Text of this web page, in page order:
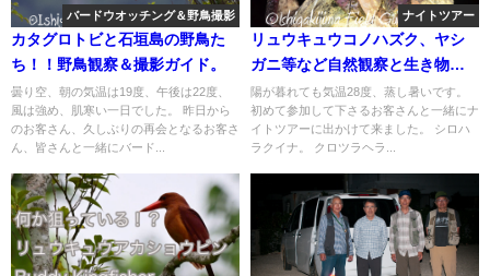
バードウオッチング＆野鳥撮影
カタグロトビと石垣島の野鳥た
ち！！野鳥観察＆撮影ガイド。
曇り空、朝の気温は19度、午後は22度、
風は強め、肌寒い一日でした。 昨日から
のお客さん、久しぶりの再会となるお客さ
ん、皆さんと一緒にバード...
ナイトツアー
リュウキュウコノハズク、ヤシ
ガニ等など自然観察と生き物探
しのナイトツアー!!
陽が暮れても気温28度、蒸し暑いです。
初めて参加して下さるお客さんと一緒にナ
イトツアーに出かけて来ました。 シロハ
ラクイナ。 クロツラヘラ...